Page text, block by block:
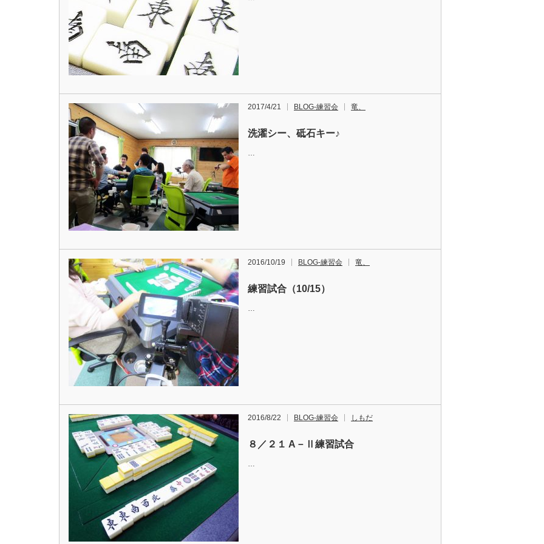
2017/4/21 BLOG-練習会 竜、
洗濯シー、砥石キー♪
…
2016/10/19 BLOG-練習会 竜、
練習試合（10/15）
…
2016/8/22 BLOG-練習会 しもだ
８／２１ A－Ⅱ練習試合
…